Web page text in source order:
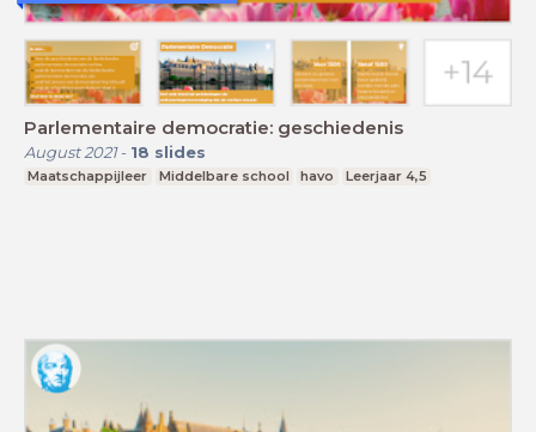
Parlementaire democratie: geschiedenis
August 2021- 18 slides
Maatschappijleer Middelbare school havo Leerjaar 4,5